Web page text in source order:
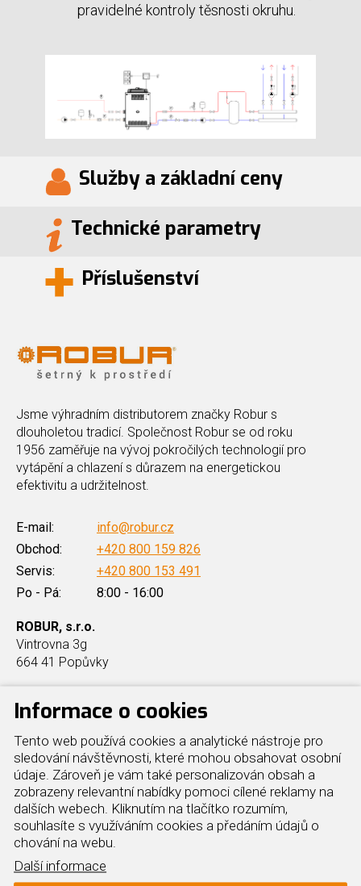
pravidelné kontroly těsnosti okruhu.
Služby a základní ceny
Technické parametry
Příslušenství
Jsme výhradním distributorem značky Robur s
dlouholetou tradicí. Společnost Robur se od roku
1956 zaměřuje na vývoj pokročilých technologií pro
vytápění a chlazení s důrazem na energetickou
efektivitu a udržitelnost.
E-mail:
info@robur.cz
Obchod:
+420 800 159 826
Servis:
+420 800 153 491
Po - Pá:
8:00 - 16:00
ROBUR, s.r.o.
Vintrovna 3g
664 41 Popůvky
Produkty
Průmyslové vytápění hal
Elektrická tepelná čerpadla
Plynová tepelná čerpadla
Kondenzační kotle
Plynové chillery
Adiabatické chlazení hal
Další info
Reference
O nás
Cookies
Kontakt
Informace o cookies
Tento web používá cookies a analytické nástroje pro
sledování návštěvnosti, které mohou obsahovat osobní
údaje. Zároveň je vám také personalizován obsah a
zobrazeny relevantní nabídky pomoci cílené reklamy na
dalších webech. Kliknutím na tlačítko rozumím,
souhlasíte s využíváním cookies a předáním údajů o
chování na webu.
Další informace